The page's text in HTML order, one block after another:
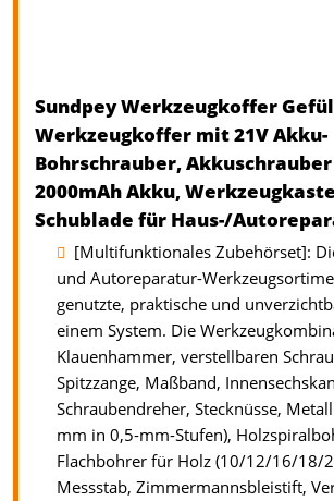
Sundpey Werkzeugkoffer
Werkzeugkoffer mit 21V Akku-
Bohrschrauber,
2000mAh Akku,
Schublade für Haus-/
[Multifunktionales Zubehörset]:
und Autoreparatur-
genutzte, praktische und
einem System. Die
Klauenhammer, verstellbaren
Spitzzange, Maßband,
Schraubendreher, Stecknüsse,
mm in 0,5-mm-Stufen),
Flachbohrer für Holz (10/12/16/18/
Messstab, Zimmermannsbleistift,